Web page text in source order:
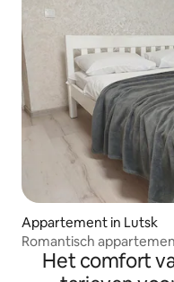
Appartement in Lutsk
Romantisch
standHet comfort